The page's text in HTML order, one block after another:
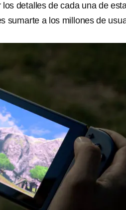
detalles de cada una de
sumarte a los millones de